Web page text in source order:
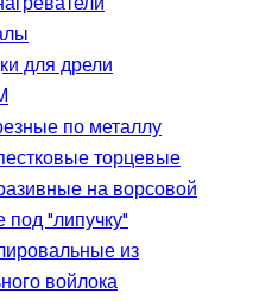
для дрели
по металлу
торцевые
на ворсовой
под "липучку"
из
войлока